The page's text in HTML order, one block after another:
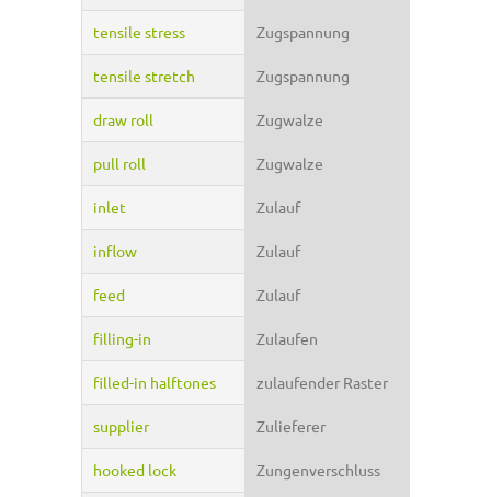
tensile stress Zugspannung
tensile stretch Zugspannung
draw roll Zugwalze
pull roll Zugwalze
inlet Zulauf
inflow Zulauf
feed Zulauf
filling-in Zulaufen
filled-in halftones zulaufender Raster
supplier Zulieferer
hooked lock Zungenverschluss